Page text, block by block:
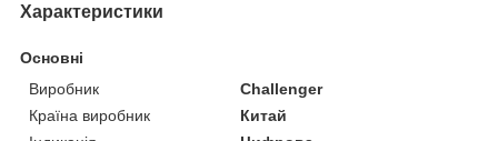
Характеристики
Основні
Виробник
Challenger
Країна виробник
Китай